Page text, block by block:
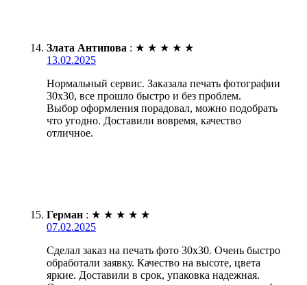
Злата Антипова : ★ ★ ★ ★ ★
13.02.2025
Нормальный сервис. Заказала печать фотографии
30х30, все прошло быстро и без проблем.
Выбор оформления порадовал, можно подобрать
что угодно. Доставили вовремя, качество
отличное.
Герман : ★ ★ ★ ★ ★
07.02.2025
Сделал заказ на печать фото 30х30. Очень быстро
обработали заявку. Качество на высоте, цвета
яркие. Доставили в срок, упаковка надежная.